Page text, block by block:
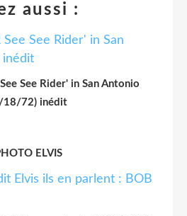
aussi :
See Rider' in San Antonio
18/72) inédit
ELVIS